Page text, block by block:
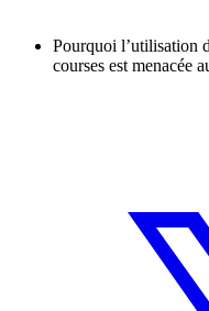
Pourquoi l’utilisation
courses est menacée